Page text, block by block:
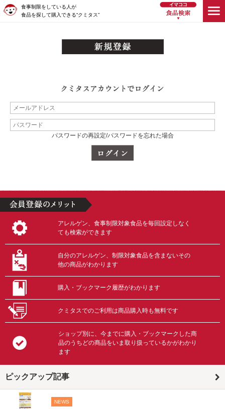
食事制限をしている人が
食品を探して購入できる“クミタス”
パスワードの再設定/パスワードを忘れた場合
アレルゲン、食事制限対象食品を毎回設定しなく
ても検索ができます
自分のアレルゲン、制限対象食品を含まないその
他の商品がわかります
購入・ブックマーク履歴がわかります
クミタスでのご利用は商品購入時も無料です
ショップ別に、今までに購入・ブックマークした商
品のうちどの商品をいま取り扱っているかがわかり
ます
ピックアップ記事
NEWS